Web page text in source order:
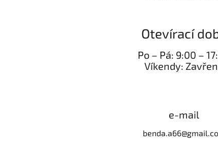
Otevírací
Po – Pá: 9:00 –
Víkendy:
e-mail